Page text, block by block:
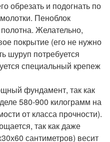
обрезать и подогнать по
Пеноблок
Желательно,
покрытие (его не нужно
шуруп потребуется
специальный крепеж
фундамент, так как
580-900 килограмм на
от класса прочности).
так как даже
сантиметров) весит